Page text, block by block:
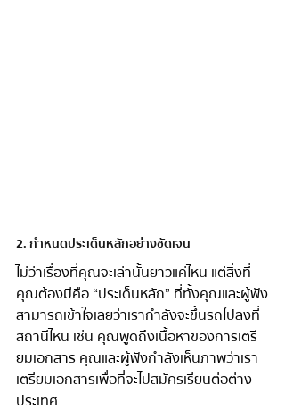
2. กำหนดประเด็นหลักอย่างชัดเจน
ไม่ว่าเรื่องที่คุณจะเล่านั้นยาวแค่ไหน แต่สิ่งที่
คุณต้องมีคือ “ประเด็นหลัก” ที่ทั้งคุณและผู้ฟัง
สามารถเข้าใจเลยว่าเรากำลังจะขึ้นรถไปลงที่
สถานีไหน เช่น คุณพูดถึงเนื้อหาของการเตรี
ยมเอกสาร คุณและผู้ฟังกำลังเห็นภาพว่าเรา
เตรียมเอกสารเพื่อที่จะไปสมัครเรียนต่อต่าง
ประเทศ